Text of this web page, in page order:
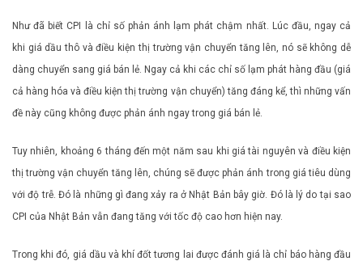
Như đã biết CPI là chỉ số phản ánh lạm phát chậm nhất. Lúc đầu, ngay cả
khi giá dầu thô và điều kiện thị trường vận chuyển tăng lên, nó sẽ không dễ
dàng chuyển sang giá bán lẻ. Ngay cả khi các chỉ số lạm phát hàng đầu (giá
cả hàng hóa và điều kiện thị trường vận chuyển) tăng đáng kể, thì những vấn
đề này cũng không được phản ánh ngay trong giá bán lẻ.
Tuy nhiên, khoảng 6 tháng đến một năm sau khi giá tài nguyên và điều kiện
thị trường vận chuyển tăng lên, chúng sẽ được phản ánh trong giá tiêu dùng
với độ trễ. Đó là những gì đang xảy ra ở Nhật Bản bây giờ. Đó là lý do tại sao
CPI của Nhật Bản vẫn đang tăng với tốc độ cao hơn hiện nay.
Trong khi đó, giá dầu và khí đốt tương lai được đánh giá là chỉ báo hàng đầu